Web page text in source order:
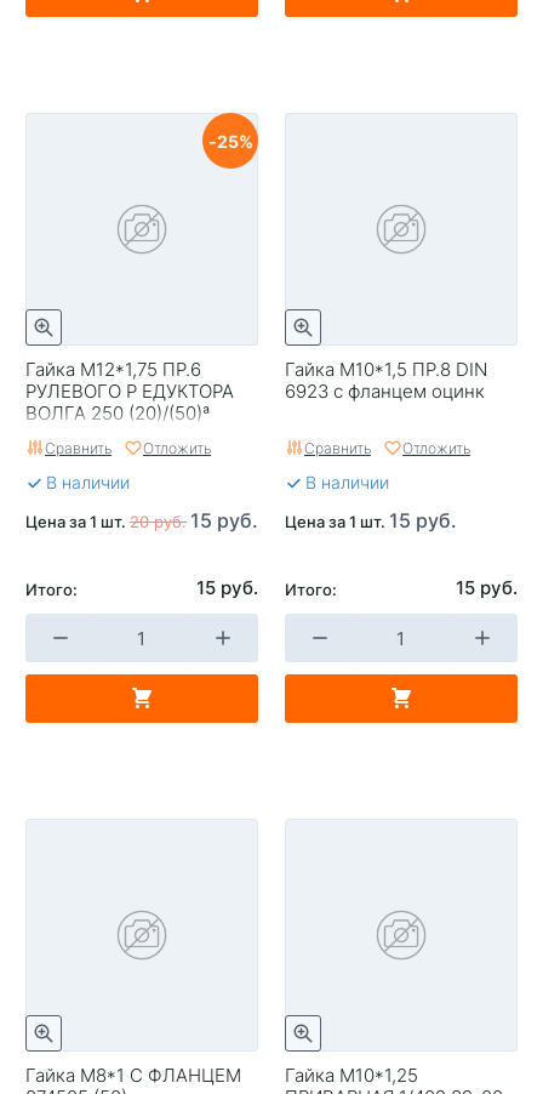
Гайка М12*1,75 ПР.6
РУЛЕВОГО Р ЕДУКТОРА
ВОЛГА 250 (20)/(50)ª
25
Сравнить Отложить
В наличии
Цена за 1 шт. 20 руб. 15 руб.
Итого: 15 руб.
Гайка М10*1,5 ПР.8 DIN
6923 с фланцем оцинк
Сравнить Отложить
В наличии
Цена за 1 шт. 15 руб.
Итого: 15 руб.
Гайка М8*1 С ФЛАНЦЕМ
Гайка М10*1,25